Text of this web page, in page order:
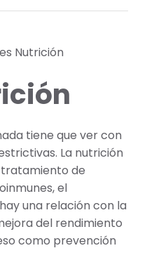
tiene que ver con
La nutrición
tratamiento de
el
una relación con la
del rendimiento
como prevención